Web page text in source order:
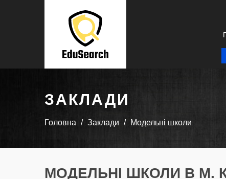
ЗАКЛАДИ
Головна Заклади Модельні школи
МОДЕЛЬНІ ШКОЛИ В М.